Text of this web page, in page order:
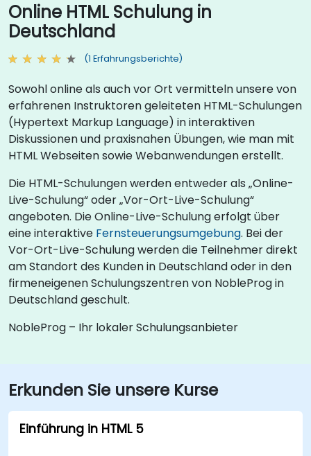
Online HTML Schulung in
Deutschland
(1 Erfahrungsberichte)
Sowohl online als auch vor Ort vermitteln unsere von
erfahrenen Instruktoren geleiteten HTML-Schulungen
(Hypertext Markup Language) in interaktiven
Diskussionen und praxisnahen Übungen, wie man mit
HTML Webseiten sowie Webanwendungen erstellt.
Die HTML-Schulungen werden entweder als „Online-
Live-Schulung“ oder „Vor-Ort-Live-Schulung“
angeboten. Die Online-Live-Schulung erfolgt über
eine interaktive Fernsteuerungsumgebung. Bei der
Vor-Ort-Live-Schulung werden die Teilnehmer direkt
am Standort des Kunden in Deutschland oder in den
firmeneigenen Schulungszentren von NobleProg in
Deutschland geschult.
NobleProg – Ihr lokaler Schulungsanbieter
Erkunden Sie unsere Kurse
Einführung in HTML 5